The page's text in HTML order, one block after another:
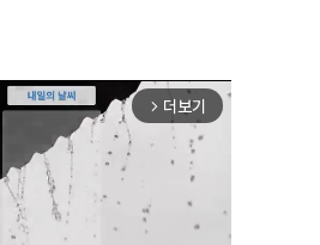
arrow_forward_ios 더보기